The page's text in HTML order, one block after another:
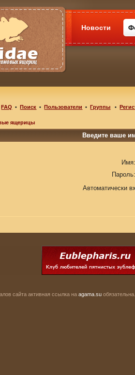
Новости
FAQ •Поиск •Пользователи •Группы •
ящерицы
Введите ваше
Имя:
Пароль:
Автоматически
сайта активная ссылка на agama.su обязательна.